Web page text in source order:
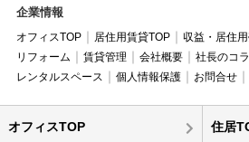
企業情報
オフィスTOP 居住用賃貸TOP 収益・居住
リフォーム
賃貸管理 会社概要 社長のコ
レンタルスペース
個人情報保護 お問合せ
オフィスTOP 住居